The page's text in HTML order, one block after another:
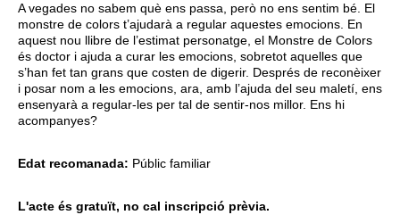
A vegades no sabem què ens passa, però no ens sentim bé. El
monstre de colors t’ajudarà a regular aquestes emocions. En
aquest nou llibre de l’estimat personatge, el Monstre de Colors
és doctor i ajuda a curar les emocions, sobretot aquelles que
s’han fet tan grans que costen de digerir. Després de reconèixer
i posar nom a les emocions, ara, amb l’ajuda del seu maletí, ens
ensenyarà a regular-les per tal de sentir-nos millor. Ens hi
acompanyes?
Edat recomanada: Públic familiar
L'acte és gratuït, no cal inscripció prèvia.